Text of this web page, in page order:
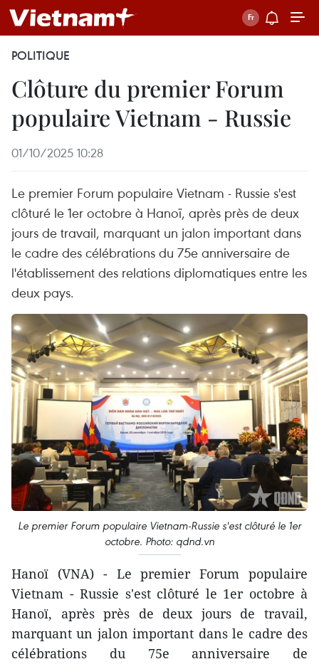
POLITIQUE
Clôture du premier Forum
populaire Vietnam - Russie
01/10/2025 10:28
Le premier Forum populaire Vietnam - Russie s'est
clôturé le 1er octobre à Hanoï, après près de deux
jours de travail, marquant un jalon important dans
le cadre des célébrations du 75e anniversaire de
l'établissement des relations diplomatiques entre les
deux pays.
Le premier Forum populaire Vietnam-Russie s'est clôturé le 1er
octobre. Photo: qdnd.vn
Hanoï (VNA) - Le premier Forum populaire
Vietnam - Russie s'est clôturé le 1er octobre à
Hanoï, après près de deux jours de travail,
marquant un jalon important dans le cadre des
célébrations du 75e anniversaire de